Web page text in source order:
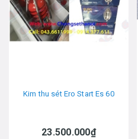
Kim thu sét Ero Start Es 60
23.500.000₫